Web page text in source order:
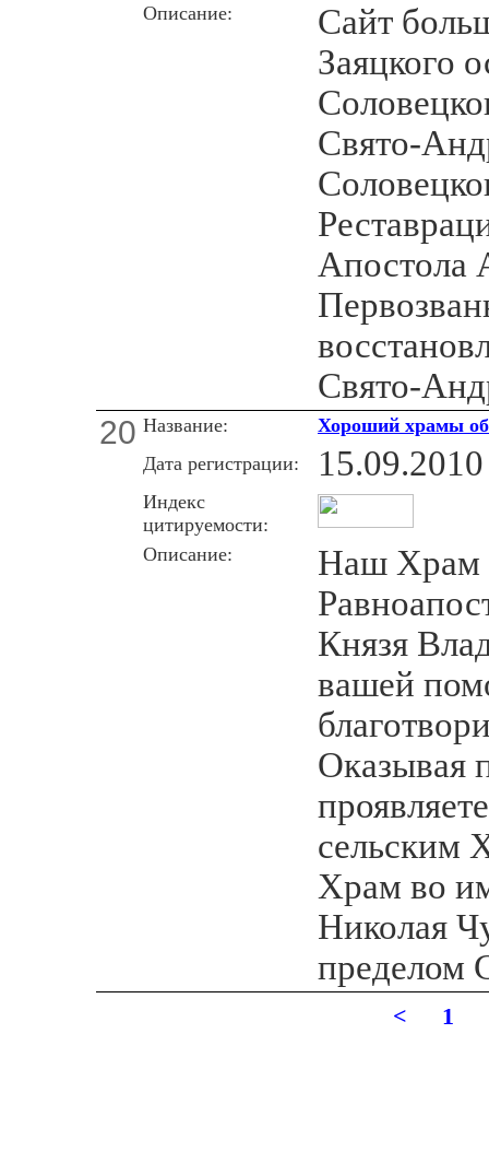
Описание:
Сайт
Заяцкого
Свято-
Апостола
Свято-
20 Название:
Хороший храмы
Дата регистрации:
15.09.2010
Индекс
цитируемости:
Описание:
Наш Храм
Князя
вашей
Оказывая
сельским
Храм во
Николая
пределом
< 1